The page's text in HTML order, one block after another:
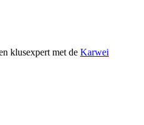
klusexpert met de Karwei